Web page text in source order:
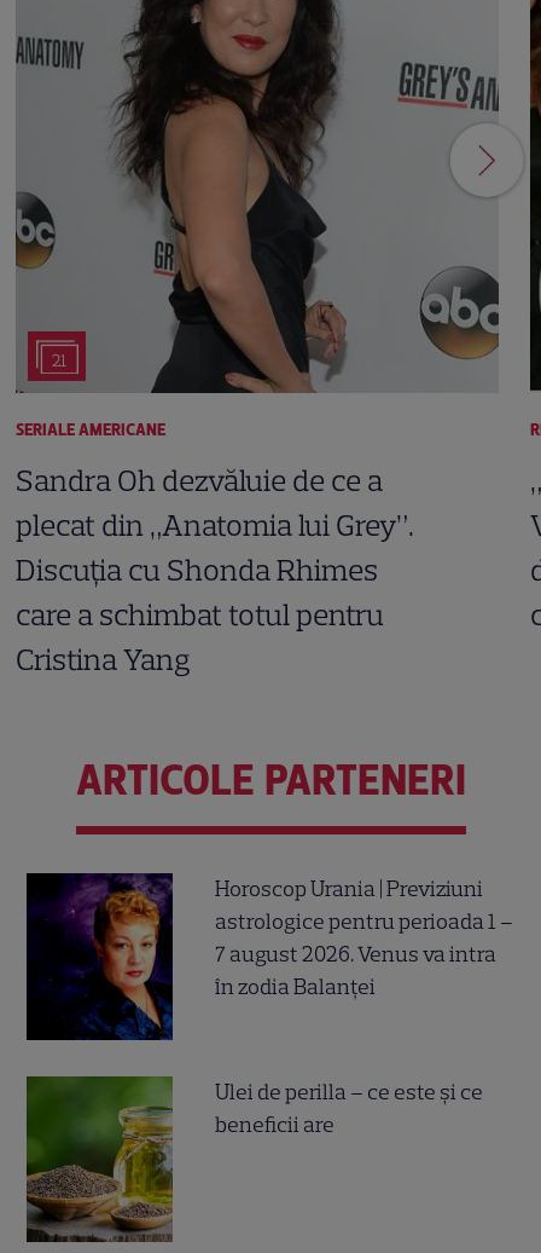
21
SERIALE AMERICANE
Sandra Oh dezvăluie de ce a
plecat din „Anatomia lui Grey”.
Discuția cu Shonda Rhimes
care a schimbat totul pentru
Cristina Yang
ARTICOLE PARTENERI
Horoscop Urania | Previziuni
astrologice pentru perioada 1 –
7 august 2026. Venus va intra
în zodia Balanței
Ulei de perilla – ce este și ce
beneficii are